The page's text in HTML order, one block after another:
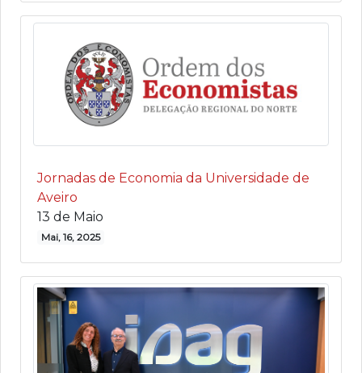
Jornadas de Economia da Universidade de
Aveiro
13 de Maio
Mai, 16, 2025